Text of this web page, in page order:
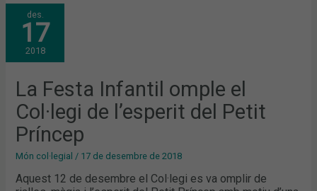
des.
17
2018
La Festa Infantil omple el
Col·legi de l’esperit del Petit
Príncep
Món col·legial / 17 de desembre de 2018
Aquest 12 de desembre el Col·legi es va omplir de
LA
FESTA
INFANTIL
OMPLE
EL
COL·LEGI
DE
DEL
PETIT
PRÍNCEP